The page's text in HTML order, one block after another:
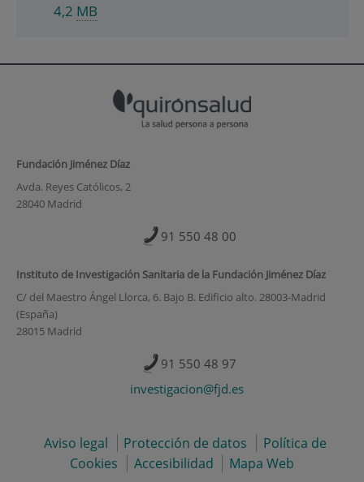
4,2 MB
Fundación Jiménez Díaz
Avda. Reyes Católicos, 2
28040 Madrid
91 550 48 00
Instituto de Investigación Sanitaria de la Fundación Jiménez Díaz
C/ del Maestro Ángel Llorca, 6. Bajo B. Edificio alto. 28003-Madrid
(España)
28015 Madrid
91 550 48 97
investigacion@fjd.es
Aviso legal Protección de datos
Política de
Cookies
Accesibilidad Mapa Web